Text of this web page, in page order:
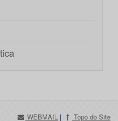
WEBMAIL | Topo do Site